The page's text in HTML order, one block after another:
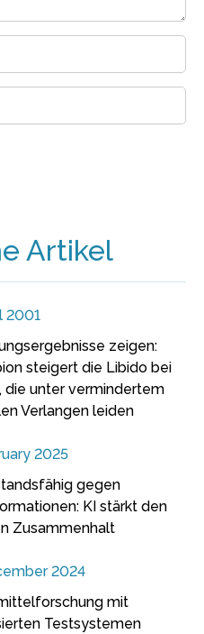
Artikel
2001
zeigen:
steigert die Libido bei
die unter vermindertem
Verlangen leiden
2025
gegen
KI stärkt den
Zusammenhalt
2024
mit
Testsystemen